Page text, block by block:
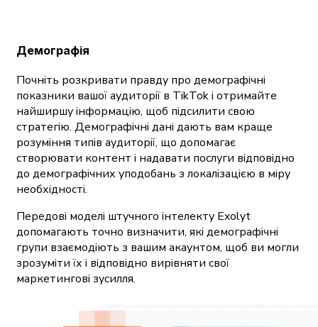
Демографія
Почніть розкривати правду про демографічні
показники вашої аудиторії в TikTok і отримайте
найширшу інформацію, щоб підсилити свою
стратегію. Демографічні дані дають вам краще
розуміння типів аудиторії, що допомагає
створювати контент і надавати послуги відповідно
до демографічних уподобань з локалізацією в міру
необхідності.
Передові моделі штучного інтелекту Exolyt
допомагають точно визначити, які демографічні
групи взаємодіють з вашим акаунтом, щоб ви могли
зрозуміти їх і відповідно вирівняти свої
маркетингові зусилля.